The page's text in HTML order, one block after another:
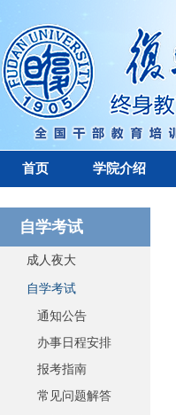
首页 学院介绍
自学考试
成人夜大
自学考试
通知公告
办事日程安排
报考指南
常见问题解答